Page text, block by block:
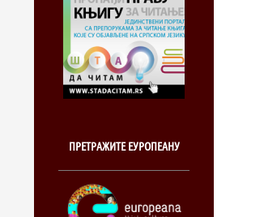
ПРЕТРАЖИТЕ ЕУРОПЕАНУ